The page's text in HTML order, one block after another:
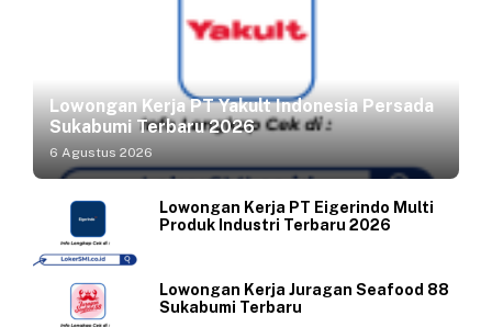
Lowongan Kerja PT Yakult Indonesia Persada
Sukabumi Terbaru 2026
6 Agustus 2026
Lowongan Kerja PT Eigerindo Multi
Produk Industri Terbaru 2026
Lowongan Kerja Juragan Seafood 88
Sukabumi Terbaru